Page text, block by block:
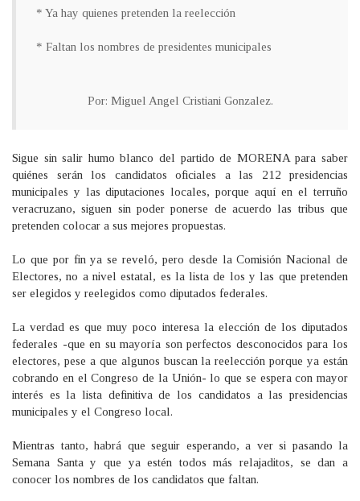
* Ya hay quienes pretenden la reelección
* Faltan los nombres de presidentes municipales
Por: Miguel Angel Cristiani Gonzalez.
Sigue sin salir humo blanco del partido de MORENA para saber
quiénes serán los candidatos oficiales a las 212 presidencias
municipales y las diputaciones locales, porque aquí en el terruño
veracruzano, siguen sin poder ponerse de acuerdo las tribus que
pretenden colocar a sus mejores propuestas.
Lo que por fin ya se reveló, pero desde la Comisión Nacional de
Electores, no a nivel estatal, es la lista de los y las que pretenden
ser elegidos y reelegidos como diputados federales.
La verdad es que muy poco interesa la elección de los diputados
federales -que en su mayoría son perfectos desconocidos para los
electores, pese a que algunos buscan la reelección porque ya están
cobrando en el Congreso de la Unión- lo que se espera con mayor
interés es la lista definitiva de los candidatos a las presidencias
municipales y el Congreso local.
Mientras tanto, habrá que seguir esperando, a ver si pasando la
Semana Santa y que ya estén todos más relajaditos, se dan a
conocer los nombres de los candidatos que faltan.